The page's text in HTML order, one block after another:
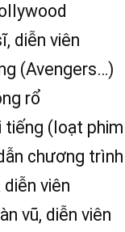
diễn viên
(Avengers…)
rổ
tiếng (loạt
chương
diễn viên
vũ, diễn viên